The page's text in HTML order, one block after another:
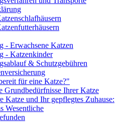
- Erwachsene Katzen
- Katzenkinder
& Schutzgebühren
für eine Katze?"
Grundbedürfnisse Ihrer Katze
Katze und Ihr gepflegtes Zuhause:
Wesentliche